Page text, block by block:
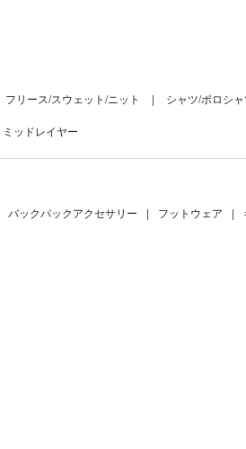
フリース/スウェット/ニット シャツ/ポロシャ
ミッドレイヤー
バックパックアクセサリー | フットウェア |